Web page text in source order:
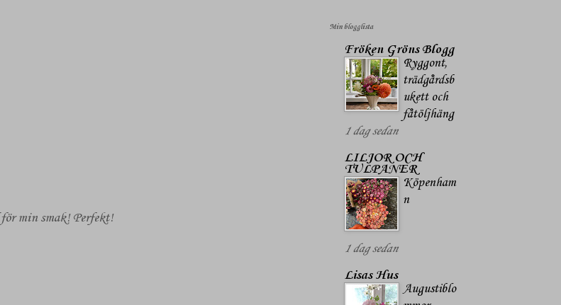
min smak! Perfekt!
Min blogglista
Fröken Gröns Blogg
Ryggont,
trädgårdsb
ukett och
fåtöljhäng
1 dag sedan
LILJOR OCH
TULPANER
Köpenham
n
1 dag sedan
Lisas Hus
Augustiblo